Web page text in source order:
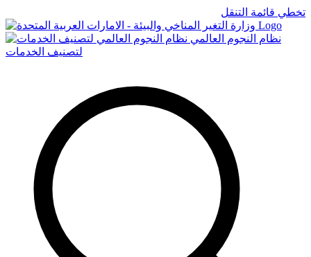
تخطي قائمة التنقل
Logo
نظام النجوم العالمي
لتصنيف الخدمات